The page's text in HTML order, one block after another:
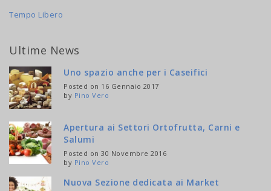
Tempo Libero
Ultime News
Uno spazio anche per i Caseifici
Posted on 16 Gennaio 2017
by Pino Vero
Apertura ai Settori Ortofrutta, Carni e
Salumi
Posted on 30 Novembre 2016
by Pino Vero
Nuova Sezione dedicata ai Market